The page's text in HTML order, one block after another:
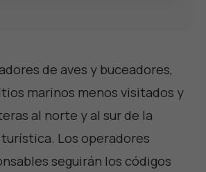
de aves y buceadores,
marinos menos visitados y
al norte y al sur de la
Los operadores
seguirán los códigos